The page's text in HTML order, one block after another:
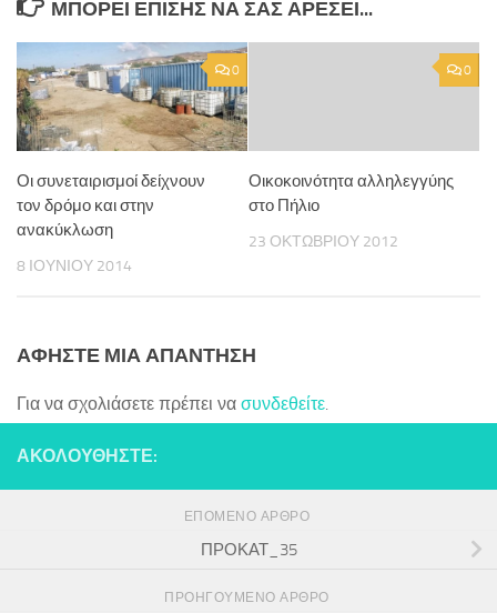
ΜΠΟΡΕΊ ΕΠΊΣΗΣ ΝΑ ΣΑΣ ΑΡΈΣΕΙ...
0
Οι συνεταιρισμοί δείχνουν
τον δρόμο και στην
ανακύκλωση
8 ΙΟΥΝΊΟΥ 2014
0
Οικοκοινότητα αλληλεγγύης
στο Πήλιο
23 ΟΚΤΩΒΡΊΟΥ 2012
ΑΦΉΣΤΕ ΜΙΑ ΑΠΆΝΤΗΣΗ
Για να σχολιάσετε πρέπει να συνδεθείτε.
ΑΚΟΛΟΥΘΉΣΤΕ:
ΕΠΌΜΕΝΟ ΆΡΘΡΟ
ΠΡΟΚΑΤ_35
ΠΡΟΗΓΟΎΜΕΝΟ ΆΡΘΡΟ